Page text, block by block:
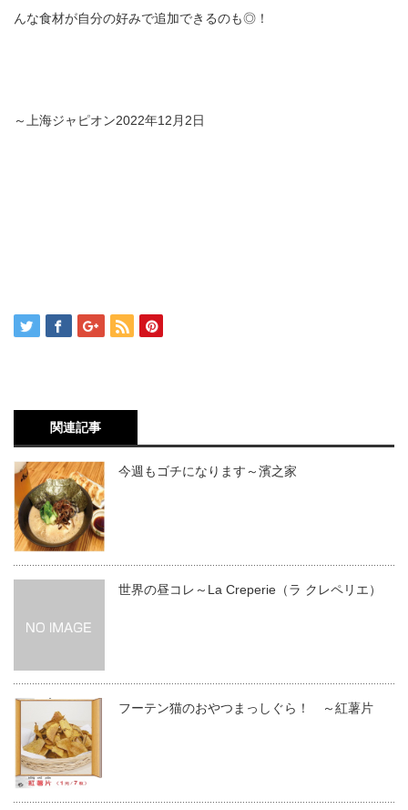
んな食材が自分の好みで追加できるのも◎！
～上海ジャピオン2022年12月2日
関連記事
今週もゴチになります～濱之家
世界の昼コレ～La Creperie（ラ クレペリエ）
フーテン猫のおやつまっしぐら！ ～紅薯片